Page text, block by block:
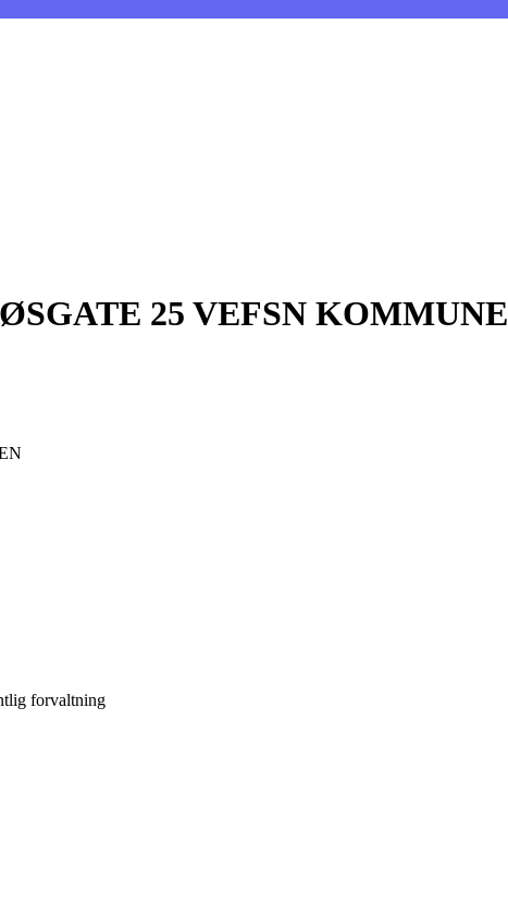
25 VEFSN KOMMUNE
forvaltning